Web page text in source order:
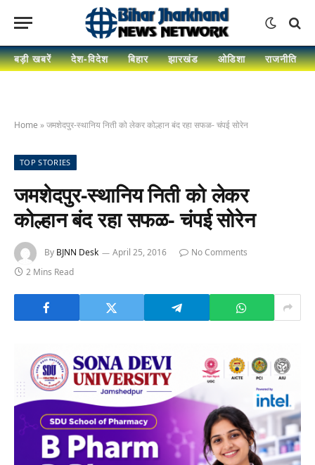
बड़ी खबरें देश-विदेश बिहार झारखंड ओडिशा राजनीति
Home »जमशेदपुर-स्थानिय निती को लेकर कोल्हान बंद रहा सफळ- चंपई सोरेन
TOP STORIES
जमशेदपुर-स्थानिय निती को लेकर
कोल्हान बंद रहा सफळ- चंपई सोरेन
By BJNN Desk April 25, 2016
No Comments
2 Mins Read